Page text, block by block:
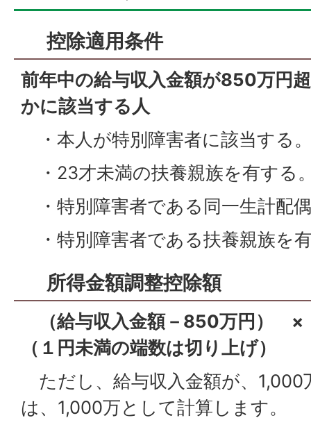
控除適用条件
前年中の給与収入金額が850万円
かに該当する人
・本人が特別障害者に該当する
・23才未満の扶養親族を有する
・特別障害者である同一生計配
・特別障害者である扶養親族を
所得金額調整控除額
（給与収入金額－850万円）
（１円未満の端数は切り上げ）
ただし、給与収入金額が、1,000
は、1,000万として計算します。